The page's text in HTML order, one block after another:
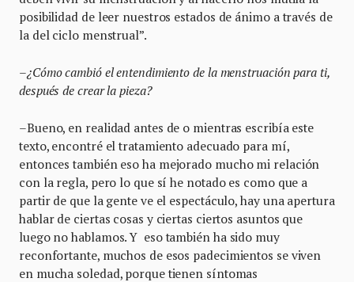
posibilidad de leer nuestros estados de ánimo a través de
la del ciclo menstrual”.
–¿Cómo cambió el entendimiento de la menstruación para ti,
después de crear la pieza?
–Bueno, en realidad antes de o mientras escribía este
texto, encontré el tratamiento adecuado para mí,
entonces también eso ha mejorado mucho mi relación
con la regla, pero lo que sí he notado es como que a
partir de que la gente ve el espectáculo, hay una apertura
hablar de ciertas cosas y ciertas ciertos asuntos que
luego no hablamos. Y eso también ha sido muy
reconfortante, muchos de esos padecimientos se viven
en mucha soledad, porque tienen síntomas